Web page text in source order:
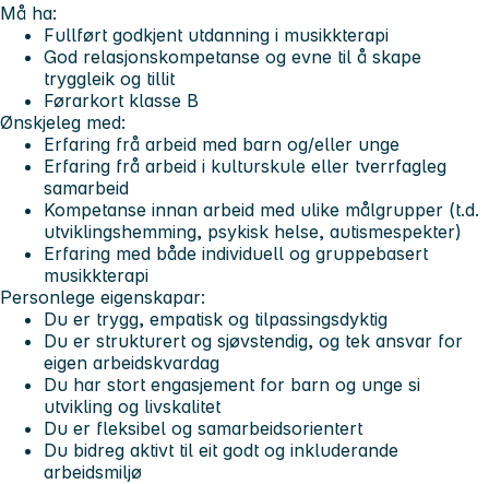
Må ha:
Fullført godkjent utdanning i musikkterapi
God relasjonskompetanse og evne til å skape
tryggleik og tillit
Førarkort klasse B
Ønskjeleg med:
Erfaring frå arbeid med barn og/eller unge
Erfaring frå arbeid i kulturskule eller tverrfagleg
samarbeid
Kompetanse innan arbeid med ulike målgrupper (t.d.
utviklingshemming, psykisk helse, autismespekter)
Erfaring med både individuell og gruppebasert
musikkterapi
Personlege eigenskapar:
Du er trygg, empatisk og tilpassingsdyktig
Du er strukturert og sjøvstendig, og tek ansvar for
eigen arbeidskvardag
Du har stort engasjement for barn og unge si
utvikling og livskalitet
Du er fleksibel og samarbeidsorientert
Du bidreg aktivt til eit godt og inkluderande
arbeidsmiljø